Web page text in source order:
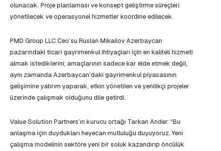
olunacak. Proje planlaması ve konsept geliştirme süreçleri
yönetilecek ve operasyonel hizmetler koordine edilecek.
PMD Group LLC Ceo’su Ruslan Mikailov Azerbaycan
pazarındaki ticari gayrimenkul ihtiyaçları için en kaliteli hizmeti
almak istediklerini; amaçlarının sadece kar elde etmek değil,
aynı zamanda Azerbaycan’daki gayrimenkul piyasasının
gelişimine yatırım yaparak, etkin yönetilen ve yenilikçi projeler
üzerinde çalışmak olduğunu dile getirdi.
Value Solution Partners’ın kurucu ortağı Tarkan Ander: “Bu
anlaşma için duydukları heyecan mutluluğu duyuyoruz. Yeni
çalışma modelinin sektöre yeni bir soluk kazandırıp öncülük